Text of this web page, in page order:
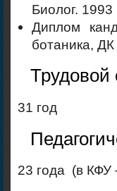
Биолог. 1993
Диплом
ботаника,
Трудовой
31 год
23 года (в КФУ